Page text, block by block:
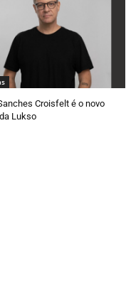
Croisfelt é o novo
Lukso